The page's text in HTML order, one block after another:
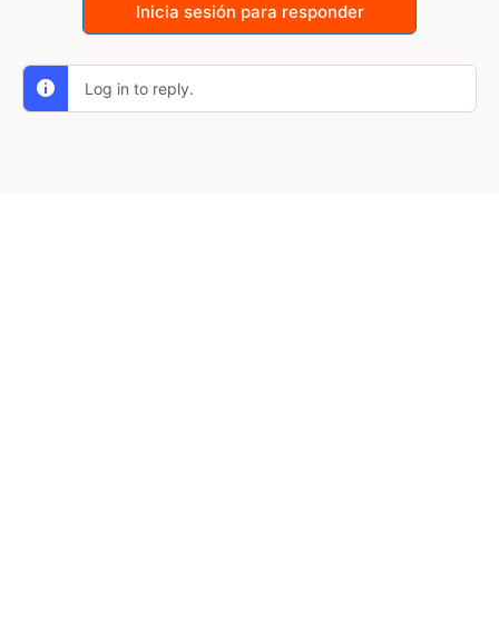
Inicia sesión para responder
Log in to reply.